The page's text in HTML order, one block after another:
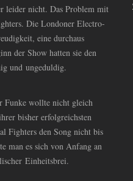
leider nicht. Das Problem mit
Die Londoner Electro-
eine durchaus
der Show hatten sie den
und ungeduldig.
Funke wollte nicht gleich
bisher erfolgreichsten
Fighters den Song nicht bis
man es sich von Anfang an
Einheitsbrei.